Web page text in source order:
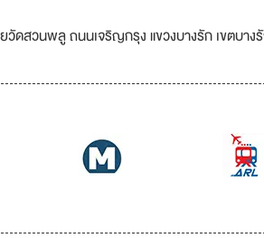
วัดสวนพลู ถนนเจริญกรุง แขวงบางรัก เขตบา